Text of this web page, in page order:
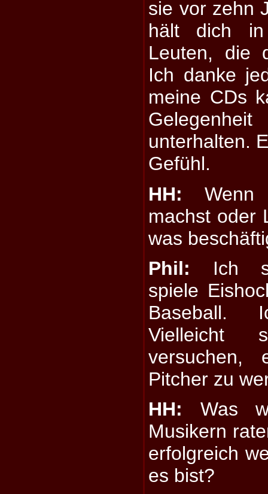
sie vor zehn
hält dich
Leuten, die
Ich danke
meine CDs
unterhalten.
Gefühl.
HH: Wenn
machst oder
was
Phil: Ich
spiele
Baseball.
Vielleicht
versuchen,
Pitcher zu
HH: Was
Musikern
erfolgreich
es bist?